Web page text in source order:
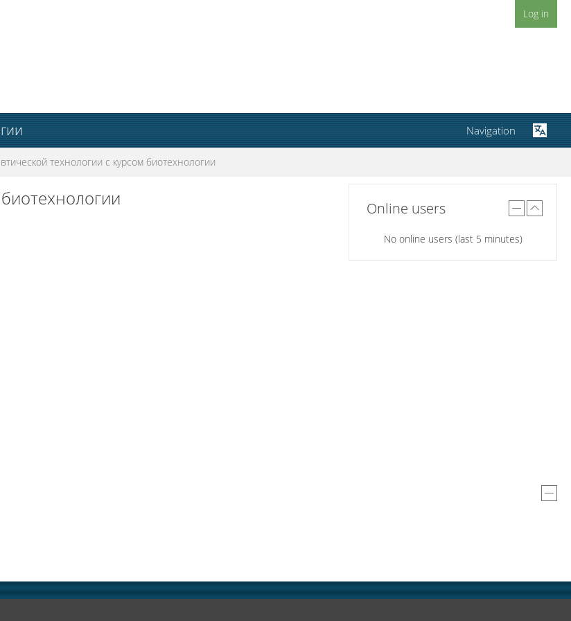
Log in
технологии с курсом биотехнологии
Online users
No online users (last 5 minutes)
Navigation